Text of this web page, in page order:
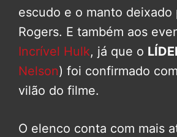
escudo e o manto deixado
Rogers. E também aos
Incrível Hulk, já que o
Nelson) foi confirmado
vilão do filme.
O elenco conta com mais